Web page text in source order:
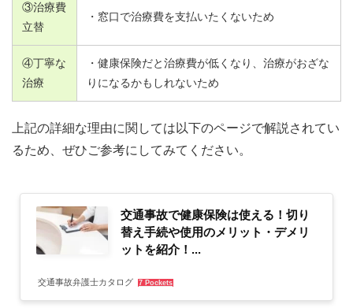
③治療費
立替
・窓口で治療費を支払いたくないため
④丁寧な
治療
・健康保険だと治療費が低くなり、治療がおざな
りになるかもしれないため
上記の詳細な理由に関しては以下のページで解説されてい
るため、ぜひご参考にしてみてください。
交通事故で健康保険は使える！切り
替え手続や使用のメリット・デメリ
ットを紹介！...
交通事故弁護士カタログ 7 Pockets